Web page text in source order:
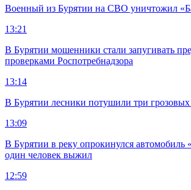
Военный из Бурятии на СВО уничтожил
13:21
В Бурятии мошенники стали запугивать
проверками Роспотребнадзора
13:14
В Бурятии лесники потушили три
13:09
В Бурятии в реку опрокинулся автомобиль
один человек выжил
12:59